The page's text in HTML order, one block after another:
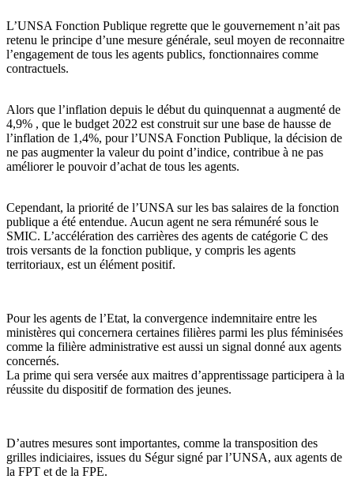
L’UNSA Fonction Publique regrette que le gouvernement n’ait pas
retenu le principe d’une mesure générale, seul moyen de reconnaitre
l’engagement de tous les agents publics, fonctionnaires comme
contractuels.
Alors que l’inflation depuis le début du quinquennat a augmenté de
4,9% , que le budget 2022 est construit sur une base de hausse de
l’inflation de 1,4%, pour l’UNSA Fonction Publique, la décision de
ne pas augmenter la valeur du point d’indice, contribue à ne pas
améliorer le pouvoir d’achat de tous les agents.
Cependant, la priorité de l’UNSA sur les bas salaires de la fonction
publique a été entendue. Aucun agent ne sera rémunéré sous le
SMIC. L’accélération des carrières des agents de catégorie C des
trois versants de la fonction publique, y compris les agents
territoriaux, est un élément positif.
Pour les agents de l’Etat, la convergence indemnitaire entre les
ministères qui concernera certaines filières parmi les plus féminisées
comme la filière administrative est aussi un signal donné aux agents
concernés.
La prime qui sera versée aux maitres d’apprentissage participera à la
réussite du dispositif de formation des jeunes.
D’autres mesures sont importantes, comme la transposition des
grilles indiciaires, issues du Ségur signé par l’UNSA, aux agents de
la FPT et de la FPE.